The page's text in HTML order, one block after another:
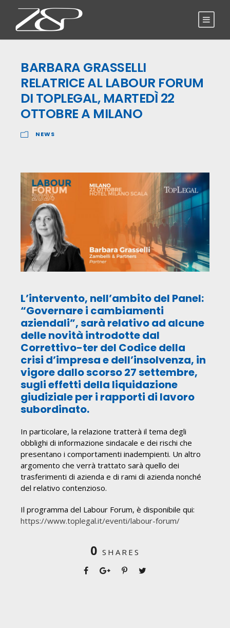
BARBARA GRASSELLI
RELATRICE AL LABOUR FORUM
DI TOPLEGAL, MARTEDÌ 22
OTTOBRE A MILANO
NEWS
L’intervento, nell’ambito del Panel:
“Governare i cambiamenti
aziendali”, sarà relativo ad alcune
delle novità introdotte dal
Correttivo-ter del Codice della
crisi d’impresa e dell’insolvenza, in
vigore dallo scorso 27 settembre,
sugli effetti della liquidazione
giudiziale per i rapporti di lavoro
subordinato.
In particolare, la relazione tratterà il tema degli
obblighi di informazione sindacale e dei rischi che
presentano i comportamenti inadempienti. Un altro
argomento che verrà trattato sarà quello dei
trasferimenti di azienda e di rami di azienda nonché
del relativo contenzioso.
Il programma del Labour Forum, è disponibile qui:
https://www.toplegal.it/eventi/labour-forum/
0 SHARES